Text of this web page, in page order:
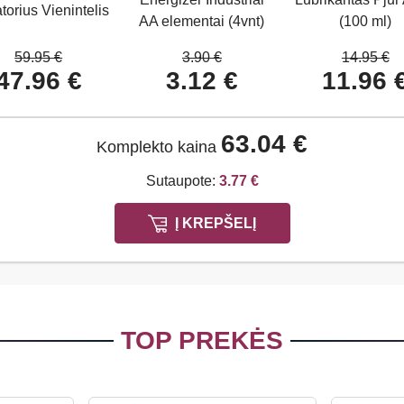
Vienintelis
59.95 €
€
AA elementai (4vnt)
3.90 €
3.12 €
(100 ml)
14.95 €
11.96
Komplekto kaina 63.04 €
Sutaupote: 3.77 €
Į KREPŠELĮ
TOP PREKĖS